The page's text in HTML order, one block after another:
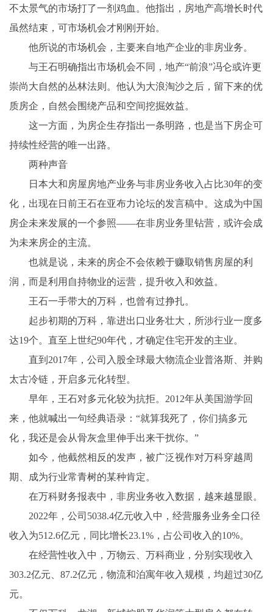
不太景气的市场打了一剂鸡血。他指出，房地产高增长时代
虽然结束，可市场机会才刚刚开始。
他所说的市场机会，主要来自地产企业的非房业务。
与王石明确指出市场机会不同，地产“前浪”冯仑或许更
崇尚大自然的丛林法则。他认为大浪淘沙之后，留下来的优
质房企，自然会围绕产品和空间挖掘效益。
这一方面，为房企生存指出一条明路，也是当下房企可
持续性经营的唯一出路。
两种声音
日本大和房屋房地产业务与非房业务收入占比30年的变
化，出现在日前王石在亚布力论坛的发言稿中。这成为中国
房企未来发展的一个参照——在非房业务里钻营，或许会成
为未来房企的主流。
也就是说，未来的房企不会依赖于赚取销售房屋的利
润，而是利用自持物业的运营，提升收入和效益。
王石一手带大的万科，也曾有过挣扎。
起步初期的万科，靠进出口业务壮大，所涉行业一度多
达19个。直至上世纪90年代，才确定住宅开发的主业。
直到2017年，公司入股全球最大物流企业普洛斯、并购
太古冷链，开启多元化转型。
早年，王石对多元化较为抗拒。2012年从美国游学回
来，他就喊出一句经典语录：“就算我死了，你们搞多元
化，我还是会从骨灰盒里伸手出来干扰你。”
如今，他截然相反的发声，被广泛视作对万科穿越周
期、成为行业常青树的某种肯定。
在万科财务报表中，非房业务收入数据，越来越显眼。
2022年，公司5038.4亿元收入中，经营服务业务全口径
收入为512.6亿元，同比增长23.1%，占公司收入的10%。
在经营性收入中，万物云、万科商业，分别实现收入
303.2亿元、87.2亿元，物流和泊寓年收入规模，均超过30亿
元。